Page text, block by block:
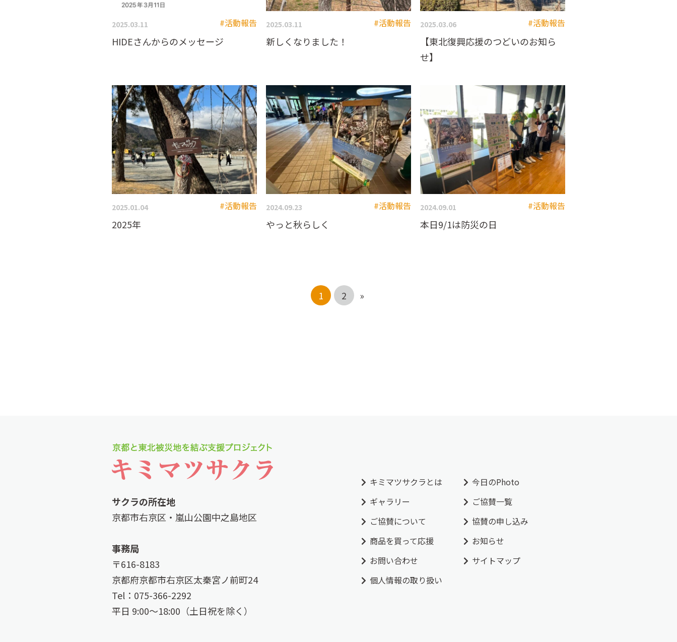
2025.03.11 #活動報告
HIDEさんからのメッセージ
2025.03.11 #活動報告
新しくなりました！
2025.03.06 #活動報告
【東北復興応援のつどいのお知ら
せ】
2025.01.04 #活動報告
2025年
2024.09.23 #活動報告
やっと秋らしく
2024.09.01 #活動報告
本日9/1は防災の日
1 2 »
サクラの所在地
京都市右京区・嵐山公園中之島地区
事務局
〒616-8183
京都府京都市右京区太秦宮ノ前町24
Tel：075-366-2292
平日 9:00〜18:00（土日祝を除く）
キミマツサクラとは
今日のPhoto
ギャラリー
ご協賛一覧
ご協賛について
協賛の申し込み
商品を買って応援
お知らせ
お問い合わせ
サイトマップ
個人情報の取り扱い